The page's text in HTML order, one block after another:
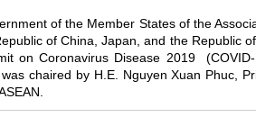
of the Member States of the
of China, Japan, and the Republic
on Coronavirus Disease 2019
chaired by H.E. Nguyen Xuan Phuc,